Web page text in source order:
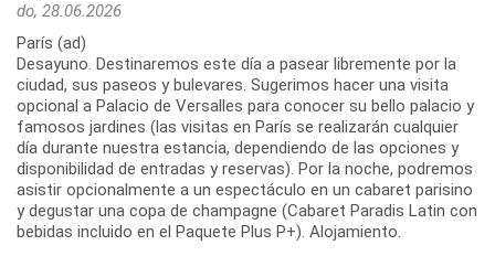
do, 28.06.2026
París (ad)
Desayuno. Destinaremos este día a pasear libremente por la
ciudad, sus paseos y bulevares. Sugerimos hacer una visita
opcional a Palacio de Versalles para conocer su bello palacio y
famosos jardines (las visitas en París se realizarán cualquier
día durante nuestra estancia, dependiendo de las opciones y
disponibilidad de entradas y reservas). Por la noche, podremos
asistir opcionalmente a un espectáculo en un cabaret parisino
y degustar una copa de champagne (Cabaret Paradis Latin con